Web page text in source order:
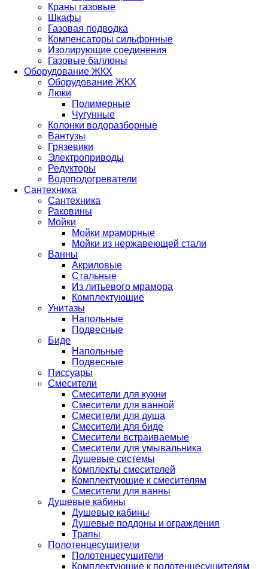
Краны газовые
Шкафы
Газовая подводка
Компенсаторы сильфонные
Изолирующие соединения
Газовые баллоны
Оборудование ЖКХ
Оборудование ЖКХ
Люки
Полимерные
Чугунные
Колонки водоразборные
Вантузы
Грязевики
Электроприводы
Редукторы
Водоподогреватели
Сантехника
Сантехника
Раковины
Мойки
Мойки мраморные
Мойки из нержавеющей стали
Ванны
Акриловые
Стальные
Из литьевого мрамора
Комплектующие
Унитазы
Напольные
Подвесные
Биде
Напольные
Подвесные
Писсуары
Смесители
Смесители для кухни
Смесители для ванной
Смесители для душа
Смесители для биде
Смесители встраиваемые
Смесители для умывальника
Душевые системы
Комплекты смесителей
Комплектующие к смесителям
Смесители для ванны
Душевые кабины
Душевые кабины
Душевые поддоны и ограждения
Трапы
Полотенцесушители
Полотенцесушители
Комплектующие к полотенцесушителям